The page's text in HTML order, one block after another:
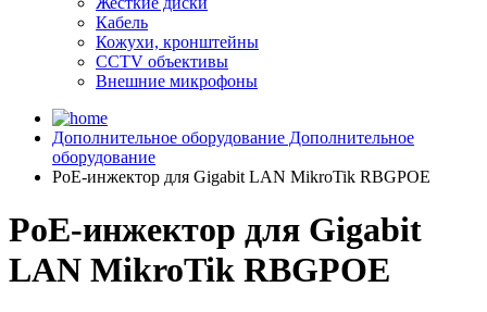
Кабель
Кожухи, кронштейны
CCTV объективы
Внешние микрофоны
Дополнительное оборудование Дополнительное
оборудование
PoE-инжектор для Gigabit LAN MikroTik RBGPOE
PoE-инжектор для Gigabit
LAN MikroTik RBGPOE